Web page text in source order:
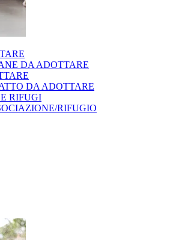
DA ADOTTARE
DA ADOTTARE
RIFUGI
RIFUGIO